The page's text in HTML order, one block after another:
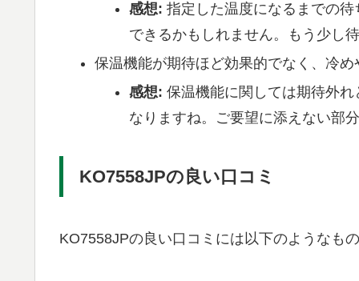
感想: 指定した温度になるまでの
できるかもしれません。もう少し
保温機能が期待ほど効果的でなく、冷め
感想: 保温機能に関しては期待外
なりますね。ご要望に添えない部
KO7558JPの良い口コミ
KO7558JPの良い口コミには以下のようなも